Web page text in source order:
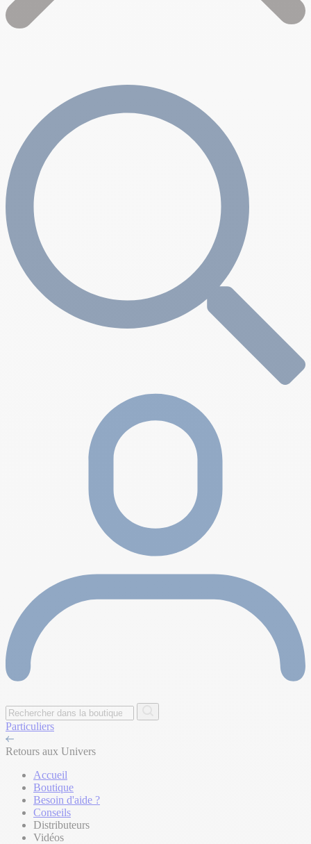
Particuliers
Retours aux Univers
Accueil
Boutique
Besoin d'aide ?
Conseils
Distributeurs
Vidéos